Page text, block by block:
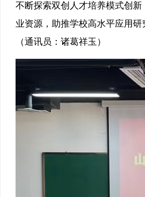
不断探索双创人才培养模式创新
业资源，助推学校高水平应用研
（通讯员：诸葛祥玉）